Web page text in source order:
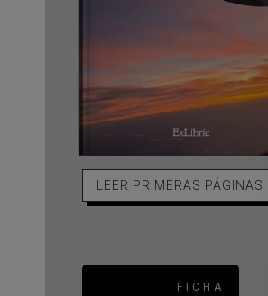
LEER PRIMERAS PÁGINAS
FICHA